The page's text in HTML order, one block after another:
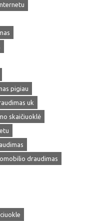
pigiau
uk
skaičiuoklė
draudimas